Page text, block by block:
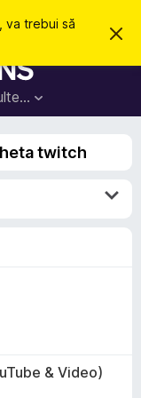
va trebui să
R
g
a
s
Intră în cont
twitch
& Video)